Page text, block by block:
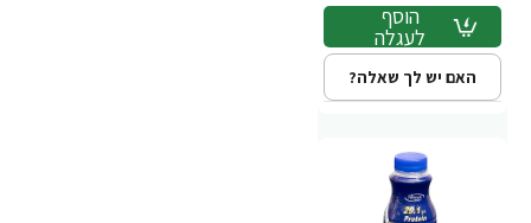
הוסף
לעגלה
האם יש לך שאלה?